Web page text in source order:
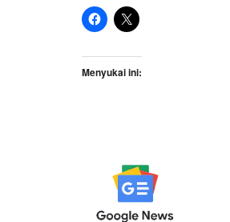
Menyukai ini: